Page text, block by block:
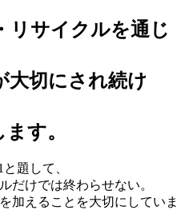
リサイクルを通じ
大切にされ続け
す。
題して、
だけでは終わらせない。
加えることを大切にしていま